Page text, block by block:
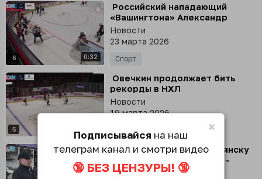
6 0:32
⁣ Российский нападающий
«Вашингтона» Александр
Овечкин стал вторым игроком,
забросившим 1 000 шайб в НХЛ
с учетом плей-офф
Новости
23 марта 2026
Спорт
5
⁣ Овечкин продолжает бить
рекорды в НХЛ
Новости
19 марта 2026
Спорт
⁣ ВСУ нанесли удар по Брянску
ракетами Storm Shadow, -
сообщил глава области
Новости
×
Подписывайся на наш
телеграм канал и смотри видео
🔞 БЕЗ ЦЕНЗУРЫ! 🔞